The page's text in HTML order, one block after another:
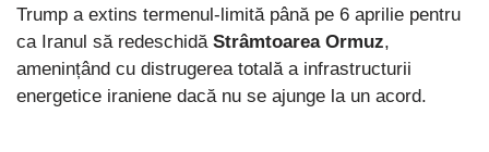
Trump a extins termenul-limită până pe 6 aprilie pentru
ca Iranul să redeschidă Strâmtoarea Ormuz,
amenințând cu distrugerea totală a infrastructurii
energetice iraniene dacă nu se ajunge la un acord.